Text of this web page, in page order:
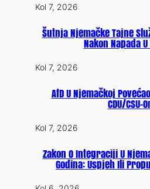
Kol 7, 2026
Šutnja Njemačke Tajne
Nakon Napada
Kol 7, 2026
AfD U Njemačkoj
CDU/CSU-
Kol 7, 2026
Zakon O Integraciji U
Godina: Uspjeh Ili